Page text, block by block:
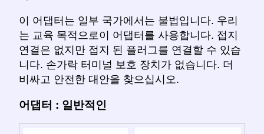
이 어댑터는 일부 국가에서는 불법입니다. 우리
는 교육 목적으로이 어댑터를 사용합니다. 접지
연결은 없지만 접지 된 플러그를 연결할 수 있습
니다. 손가락 터미널 보호 장치가 없습니다. 더
비싸고 안전한 대안을 찾으십시오.
어댑터 : 일반적인